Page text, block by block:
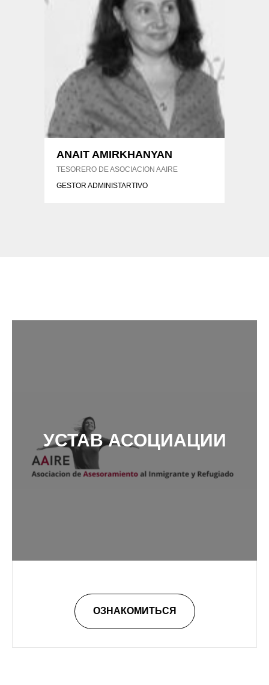
ANAIT AMIRKHANYAN
TESORERO DE ASOCIACION AAIRE
GESTOR ADMINISTARTIVO
УСТАВ АСОЦИАЦИИ
ОЗНАКОМИТЬСЯ